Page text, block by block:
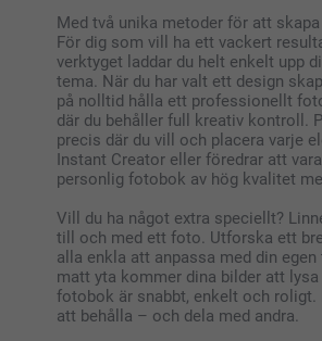
Med två unika metoder för att
För dig som vill ha ett vackert
verktyget laddar du helt enkelt upp
tema. När du har valt ett design
på nolltid hålla ett professionellt
där du behåller full kreativ kontroll.
precis där du vill och placera varje
Instant Creator eller föredrar att
personlig fotobok av hög kvalitet
Vill du ha något extra speciellt?
till och med ett foto. Utforska ett
alla enkla att anpassa med din
matt yta kommer dina bilder att
fotobok är snabbt, enkelt och
att behålla – och dela med andra.